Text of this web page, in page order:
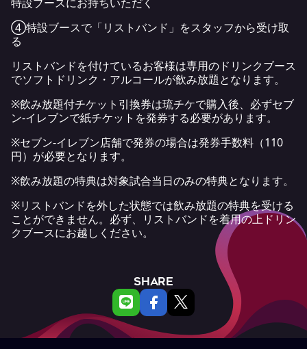
④特設ブースで「リストバンド」をスタッフから受け取
る
リストバンドを付けているお客様は専用のドリンクブース
でソフトドリンク・アルコールが飲み放題となります。
※飲み放題付チケット引換券は琉チケで購入後、必ずセブ
ン‐イレブンで紙チケットを発券する必要があります。
※セブン-イレブン店舗で発券の場合は発券手数料（110
円）が必要となります。
※飲み放題の特典は対象試合当日のみの特典となります。
※リストバンドを外した状態では飲み放題の特典を受ける
ことができません。必ず、リストバンドを着用の上ドリン
クブースにお越しください。
SHARE